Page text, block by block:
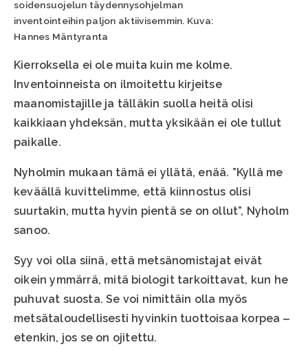
soidensuojelun täydennysohjelman
inventointeihin paljon aktiivisemmin. Kuva:
Hannes Mäntyranta
Kierroksella ei ole muita kuin me kolme.
Inventoinneista on ilmoitettu kirjeitse
maanomistajille ja tälläkin suolla heitä olisi
kaikkiaan yhdeksän, mutta yksikään ei ole tullut
paikalle.
Nyholmin mukaan tämä ei yllätä, enää. ”Kyllä me
keväällä kuvittelimme, että kiinnostus olisi
suurtakin, mutta hyvin pientä se on ollut”, Nyholm
sanoo.
Syy voi olla siinä, että metsänomistajat eivät
oikein ymmärrä, mitä biologit tarkoittavat, kun he
puhuvat suosta. Se voi nimittäin olla myös
metsätaloudellisesti hyvinkin tuottoisaa korpea ‒
etenkin, jos se on ojitettu.